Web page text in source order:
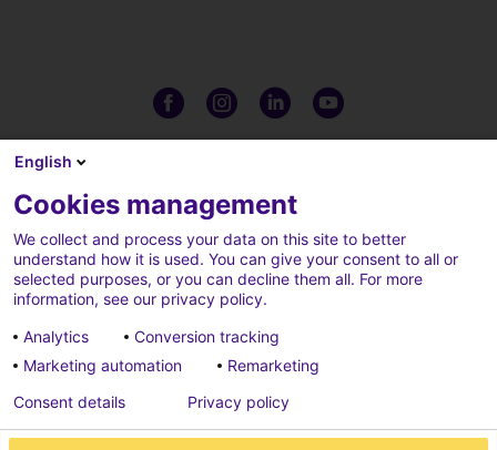
Complaints Credits
Cookies parameters Data privacy charter
English
Cookies management
We collect and process your data on this site to better
understand how it is used. You can give your consent to all or
selected purposes, or you can decline them all. For more
information, see our privacy policy.
Analytics
Conversion tracking
Marketing automation
Remarketing
Consent details Privacy policy